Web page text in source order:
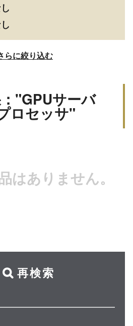
らに絞り込む
"GPUサーバ
ロセッサ"
はありません。
再検索